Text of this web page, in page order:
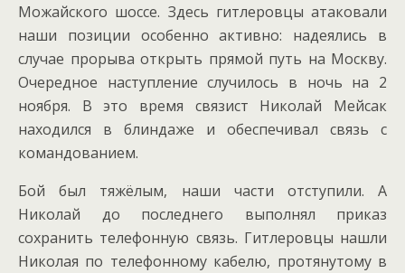
Можайского шоссе. Здесь гитлеровцы атаковали
наши позиции особенно активно: надеялись в
случае прорыва открыть прямой путь на Москву.
Очередное наступление случилось в ночь на 2
ноября. В это время связист Николай Мейсак
находился в блиндаже и обеспечивал связь с
командованием.
Бой был тяжёлым, наши части отступили. А
Николай до последнего выполнял приказ
сохранить телефонную связь. Гитлеровцы нашли
Николая по телефонному кабелю, протянутому в